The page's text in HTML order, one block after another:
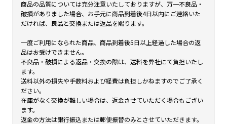
商品の品質については充分注意いたしておりますが、万一不良品・
破損がありました場合、お手元に商品到着後4日以内にご連絡いた
だければ、良品と交換または返品を賜ります。
一度ご利用になられた商品、商品到着後5日以上経過した場合の返
品はお受けできません。
不良品・破損による返品・交換の際は、送料を弊社にて負担いたし
ます。
送料以外の損失や手数料および経費は負担しかねますのでご了承く
ださい。
在庫がなく交換が難しい場合は、返金させていただく場合もござい
ます。
返金の方法は銀行振込または郵便振替のみとさせていただきます。